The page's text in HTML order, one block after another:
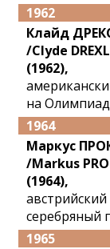
1962
Клайд
/Clyde
(1962),
на
1964
Маркус
/Markus
(1964),
серебряный
1965